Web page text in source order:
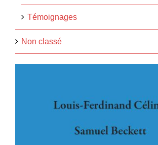
Témoignages
Non classé